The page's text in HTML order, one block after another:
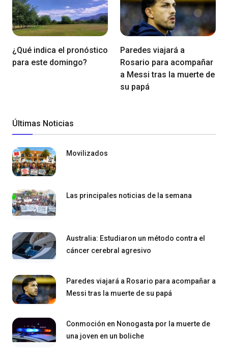
¿Qué indica el pronóstico
para este domingo?
Paredes viajará a
Rosario para acompañar
a Messi tras la muerte de
su papá
Últimas Noticias
Movilizados
Las principales noticias de la semana
Australia: Estudiaron un método contra el
cáncer cerebral agresivo
Paredes viajará a Rosario para acompañar a
Messi tras la muerte de su papá
Conmoción en Nonogasta por la muerte de
una joven en un boliche